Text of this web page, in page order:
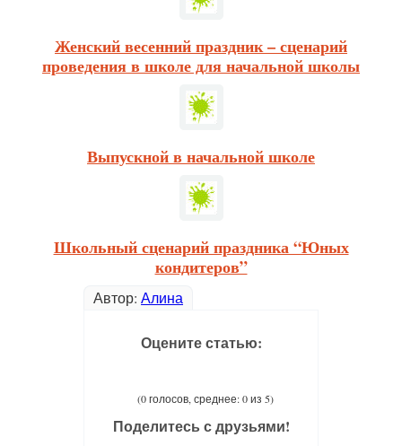
Женский весенний праздник – сценарий
проведения в школе для начальной школы
Выпускной в начальной школе
Школьный сценарий праздника “Юных
кондитеров”
Автор: Алина
Оцените статью:
(0 голосов, среднее: 0 из 5)
Поделитесь с друзьями!